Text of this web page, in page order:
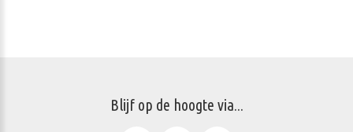
Blijf op de hoogte via...